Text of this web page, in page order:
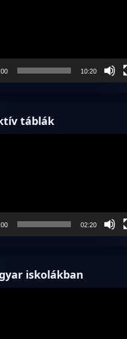
10:20
táblák
02:20
iskolákban